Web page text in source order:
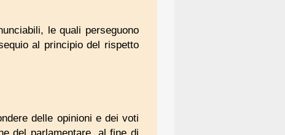
le quali perseguono
al principio del rispetto
delle opinioni e dei voti
del parlamentare, al fine di